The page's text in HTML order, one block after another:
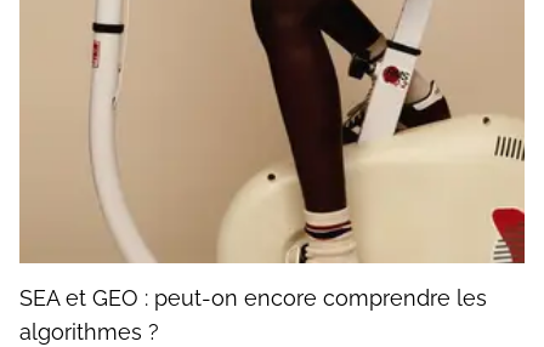
SEA et GEO : peut-on encore comprendre les
algorithmes ?